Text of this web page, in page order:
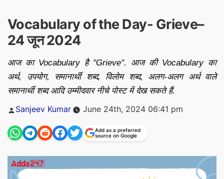
Vocabulary of the Day- Grieve–
24 जून 2024
आज का Vocabulary है "Grieve". आज की Vocabulary का
अर्थ, उपयोग, समानार्थी शब्द, विलोम शब्द, अलग-अलग अर्थ वाले
समानार्थी शब्द आदि उम्मीदवार नीचे पोस्ट में देख सकते हैं.
Posted
Sanjeev Kumar June 24th, 2024 06:41 pm
Add as a preferred
source on Google